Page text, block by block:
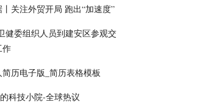
关注外贸开局 跑出“加速度”
健委组织人员到建安区参观交
作
历电子版_简历表格模板
科技小院-全球热议